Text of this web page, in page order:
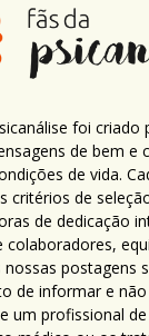
foi criado
de bem e
de vida.
critérios de
de dedicação
colaboradores,
nossas postagens
de informar e
um profissional